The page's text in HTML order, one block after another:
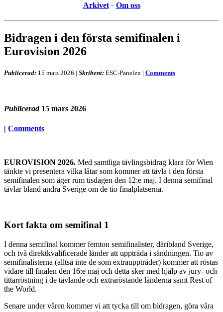
Arkivet • Om oss
Bidragen i den första semifinalen i
Eurovision 2026
Publicerad: 15 mars 2026 | Skribent: ESC-Panelen | Comments
Publicerad 15 mars 2026
| Comments
EUROVISION 2026. Med samtliga tävlingsbidrag klara för Wien
tänkte vi presentera vilka låtar som kommer att tävla i den första
semifinalen som äger rum tisdagen den 12:e maj. I denna semifinal
tävlar bland andra Sverige om de tio finalplatserna.
Kort fakta om semifinal 1
I denna semifinal kommer femton semifinalister, däribland Sverige,
och två direktkvalificerade länder att uppträda i sändningen. Tio av
semifinalisterna (alltså inte de som extrauppträder) kommer att röstas
vidare till finalen den 16:e maj och detta sker med hjälp av jury- och
tittarröstning i de tävlande och extraröstande länderna samt Rest of
the World.
Senare under våren kommer vi att tycka till om bidragen, göra våra